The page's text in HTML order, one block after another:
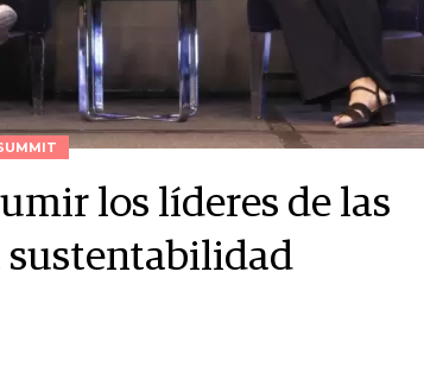
los líderes de las
sustentabilidad